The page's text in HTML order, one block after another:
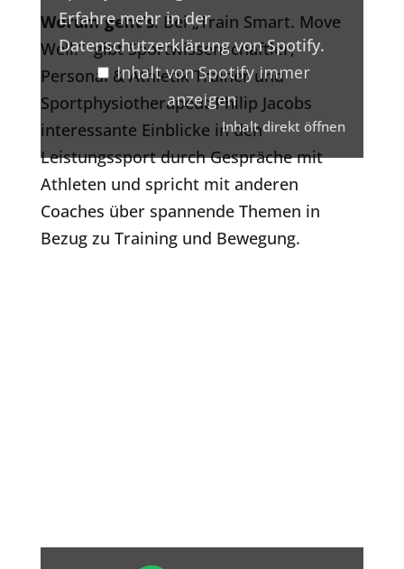
Erfahre mehr in der
Datenschutzerklärung von Spotify.
Inhalt von Spotify immer
anzeigen
Inhalt direkt öffnen
Worum geht’s: Bei „Train Smart. Move
Well.“ gibt Sportwissenschaftler,
Personal & Athletik Trainer und
Sportphysiotherapeut Philip Jacobs
interessante Einblicke in den
Leistungssport durch Gespräche mit
Athleten und spricht mit anderen
Coaches über spannende Themen in
Bezug zu Training und Bewegung.